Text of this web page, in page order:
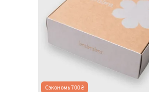
Сэкономь 700 ₴